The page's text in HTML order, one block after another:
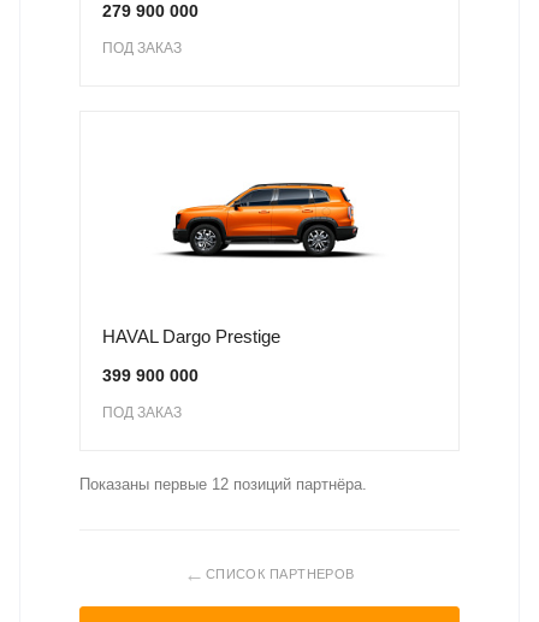
279 900 000
ПОД ЗАКАЗ
HAVAL Dargo Prestige
399 900 000
ПОД ЗАКАЗ
Показаны первые 12 позиций партнёра.
← СПИСОК ПАРТНЕРОВ